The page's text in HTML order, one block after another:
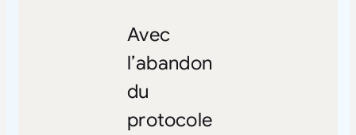
Avec
l’abandon
du
protocole